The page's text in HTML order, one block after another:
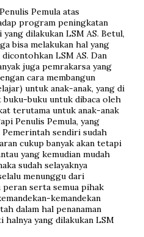
Pemula atas
program peningkatan
dilakukan LSM AS. Betul,
bisa melakukan hal yang
dicontohkan LSM AS. Dan
juga pemrakarsa yang
cara membangun
untuk anak-anak, yang di
buku-buku untuk dibaca oleh
terutama untuk anak-anak
Penulis Pemula, yang
Pemerintah sendiri sudah
cukup banyak akan tetapi
yang kemudian mudah
sudah selayaknya
menunggu dari
serta semua pihak
kemandekan
dalam hal penanaman
halnya yang dilakukan LSM